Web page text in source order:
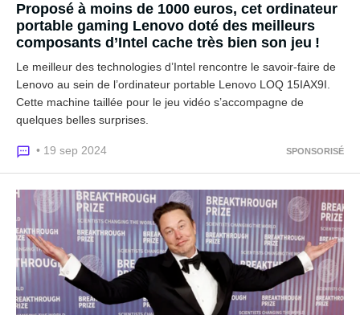
Proposé à moins de 1000 euros, cet ordinateur
portable gaming Lenovo doté des meilleurs
composants d’Intel cache très bien son jeu !
Le meilleur des technologies d’Intel rencontre le savoir-faire de
Lenovo au sein de l’ordinateur portable Lenovo LOQ 15IAX9I.
Cette machine taillée pour le jeu vidéo s’accompagne de
quelques belles surprises.
• 19 sep 2024 SPONSORISÉ